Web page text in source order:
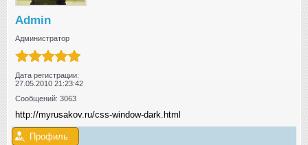
Admin
Администратор
Дата регистрации:
27.05.2010 21:23:42
Сообщений: 3063
http://myrusakov.ru/css-window-dark.html
Профиль